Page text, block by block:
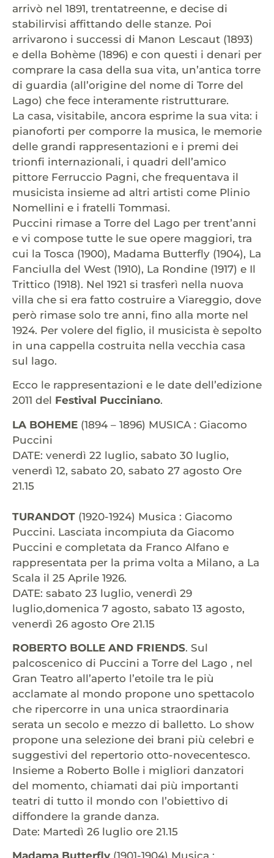
arrivò nel 1891, trentatreenne, e decise di
stabilirvisi affittando delle stanze. Poi
arrivarono i successi di Manon Lescaut (1893)
e della Bohème (1896) e con questi i denari per
comprare la casa della sua vita, un’antica torre
di guardia (all’origine del nome di Torre del
Lago) che fece interamente ristrutturare.
La casa, visitabile, ancora esprime la sua vita: i
pianoforti per comporre la musica, le memorie
delle grandi rappresentazioni e i premi dei
trionfi internazionali, i quadri dell’amico
pittore Ferruccio Pagni, che frequentava il
musicista insieme ad altri artisti come Plinio
Nomellini e i fratelli Tommasi.
Puccini rimase a Torre del Lago per trent’anni
e vi compose tutte le sue opere maggiori, tra
cui la Tosca (1900), Madama Butterfly (1904), La
Fanciulla del West (1910), La Rondine (1917) e Il
Trittico (1918). Nel 1921 si trasferì nella nuova
villa che si era fatto costruire a Viareggio, dove
però rimase solo tre anni, fino alla morte nel
1924. Per volere del figlio, il musicista è sepolto
in una cappella costruita nella vecchia casa
sul lago.
Ecco le rappresentazioni e le date dell’edizione
2011 del Festival Pucciniano.
LA BOHEME (1894 – 1896) MUSICA : Giacomo
Puccini
DATE: venerdì 22 luglio, sabato 30 luglio,
venerdì 12, sabato 20, sabato 27 agosto Ore
21.15
TURANDOT (1920-1924) Musica : Giacomo
Puccini. Lasciata incompiuta da Giacomo
Puccini e completata da Franco Alfano e
rappresentata per la prima volta a Milano, a La
Scala il 25 Aprile 1926.
DATE: sabato 23 luglio, venerdì 29
luglio,domenica 7 agosto, sabato 13 agosto,
venerdì 26 agosto Ore 21.15
ROBERTO BOLLE AND FRIENDS. Sul
palcoscenico di Puccini a Torre del Lago , nel
Gran Teatro all’aperto l’etoile tra le più
acclamate al mondo propone uno spettacolo
che ripercorre in una unica straordinaria
serata un secolo e mezzo di balletto. Lo show
propone una selezione dei brani più celebri e
suggestivi del repertorio otto-novecentesco.
Insieme a Roberto Bolle i migliori danzatori
del momento, chiamati dai più importanti
teatri di tutto il mondo con l’obiettivo di
diffondere la grande danza.
Date: Martedì 26 luglio ore 21.15